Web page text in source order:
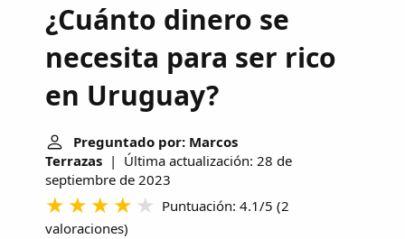
¿Cuánto dinero se
necesita para ser rico
en Uruguay?
Preguntado por: Marcos
Terrazas | Última actualización: 28 de
septiembre de 2023
Puntuación: 4.1/5 (2
valoraciones)